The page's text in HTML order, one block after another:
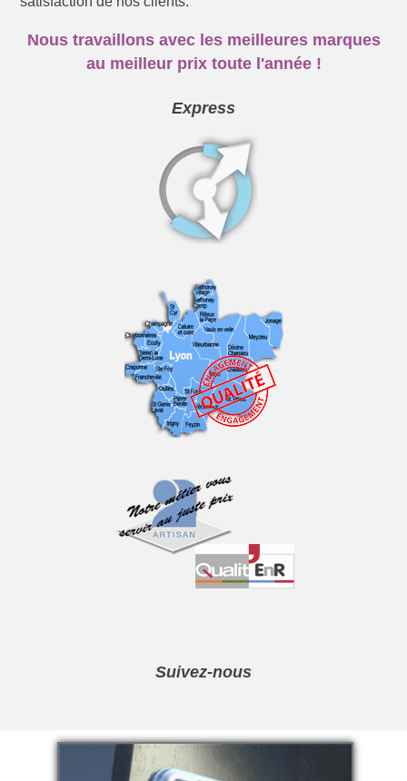
Nous travaillons avec les meilleures marques
au meilleur prix toute l'année !
Express
Suivez-nous